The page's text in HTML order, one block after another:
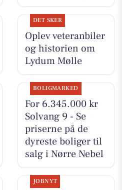
DET SKER
Oplev veteranbiler
og historien om
Lydum Mølle
BOLIGMARKED
For 6.345.000 kr
Solvang 9 - Se
priserne på de
dyreste boliger til
salg i Nørre Nebel
JOBNYT